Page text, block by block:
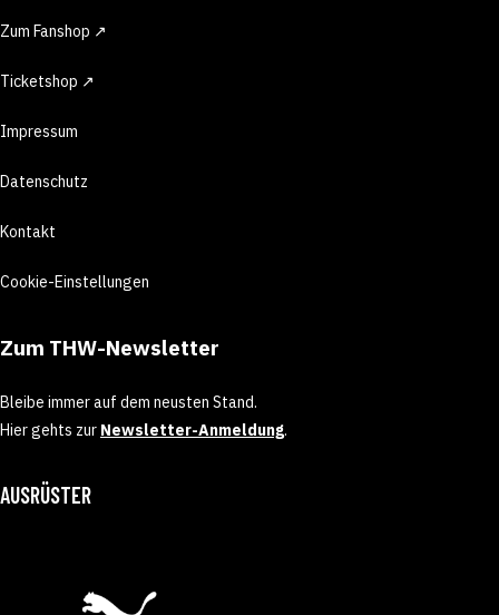
Zum Fanshop ↗
Ticketshop ↗
Impressum
Datenschutz
Kontakt
Cookie-Einstellungen
Zum THW-Newsletter
Bleibe immer auf dem neusten Stand.
Hier gehts zur Newsletter-Anmeldung.
AUSRÜSTER